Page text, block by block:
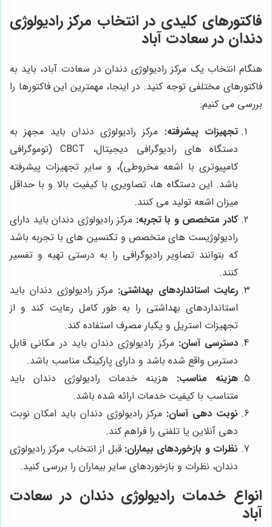
فاکتورهای کلیدی در انتخاب مرکز رادیولوژی
دندان در سعادت آباد
هنگام انتخاب یک مرکز رادیولوژی دندان در سعادت آباد، باید به
فاکتورهای مختلفی توجه کنید. در اینجا، مهمترین این فاکتورها را
بررسی می کنیم:
تجهیزات پیشرفته: مرکز رادیولوژی دندان باید مجهز به
دستگاه های رادیوگرافی دیجیتال، CBCT (توموگرافی
کامپیوتری با اشعه مخروطی)، و سایر تجهیزات پیشرفته
باشد. این دستگاه ها، تصاویری با کیفیت بالا و با حداقل
میزان اشعه تولید می کنند.
کادر متخصص و با تجربه: مرکز رادیولوژی دندان باید دارای
رادیولوژیست های متخصص و تکنسین های با تجربه باشد
که بتوانند تصاویر رادیوگرافی را به درستی تهیه و تفسیر
کنند.
رعایت استانداردهای بهداشتی: مرکز رادیولوژی دندان باید
استانداردهای بهداشتی را به طور کامل رعایت کند و از
تجهیزات استریل و یکبار مصرف استفاده کند.
دسترسی آسان: مرکز رادیولوژی دندان باید در مکانی قابل
دسترس واقع شده باشد و دارای پارکینگ مناسب باشد.
هزینه مناسب: هزینه خدمات رادیولوژی دندان باید
متناسب با کیفیت خدمات ارائه شده باشد.
نوبت دهی آسان: مرکز رادیولوژی دندان باید امکان نوبت
دهی آنلاین یا تلفنی را فراهم کند.
نظرات و بازخوردهای بیماران: قبل از انتخاب مرکز رادیولوژی
دندان، نظرات و بازخوردهای سایر بیماران را بررسی کنید.
انواع خدمات رادیولوژی دندان در سعادت
آباد